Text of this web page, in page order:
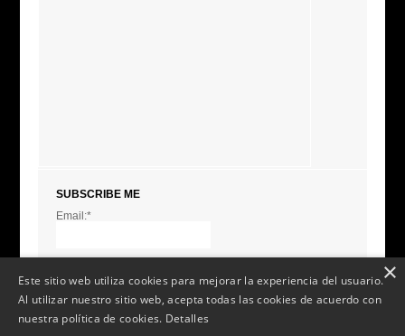
SUBSCRIBE ME
Email:*
Este sitio web utiliza cookies para mejorar la experiencia del usuario.
Al utilizar nuestro sitio web, acepta todas las cookies de acuerdo con
nuestra política de cookies. Detalles
×